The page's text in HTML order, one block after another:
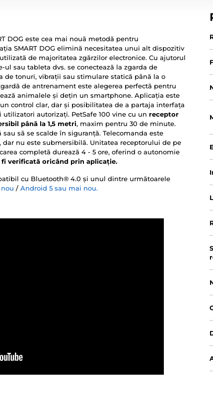
DOG este cea mai nouă metodă pentru
SMART DOG elimină necesitatea unui alt dispozitiv
de majoritatea zgărzilor electronice. Cu ajutorul
sau tableta dvs. se conectează la zgarda de
tonuri, vibrații sau stimulare statică până la o
de antrenament este alegerea perfectă pentru
animalele și dețin un smartphone. Aplicația este
control clar, dar și posibilitatea de a partaja interfața
autorizați. PetSafe 100 vine cu un receptor
până la 1,5 metri, maxim pentru 30 de minute.
să se scalde în siguranță. Telecomanda este
dar nu este submersibilă. Unitatea receptorului de pe
completă durează 4 - 5 ore, oferind o autonomie
verificată oricând prin aplicație.
cu Bluetooth® 4.0 și unul dintre următoarele
/ Android 5 sau mai nou.